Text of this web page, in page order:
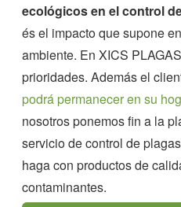
ecológicos en el control
és el impacto que supone
ambiente. En XICS
prioridades. Además el
podrá permanecer en su
nosotros ponemos fin a la
servicio de control de
haga con productos de
contaminantes.